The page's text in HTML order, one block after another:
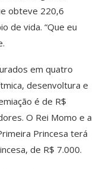
obteve 220,6
de vida. “Que eu
em quatro
desenvoltura e
é de R$
O Rei Momo e a
Princesa terá
de R$ 7.000.